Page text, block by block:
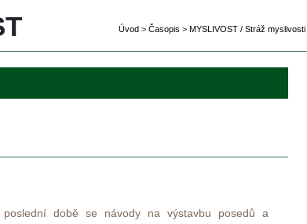
Úvod > Časopi > MYSLIVOST / Stráž myslivosti
době se návody na výstavbu posedů a